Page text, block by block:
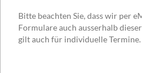
Bitte beachten Sie, dass wir per
Formulare auch ausserhalb
gilt auch für individuelle Termine.